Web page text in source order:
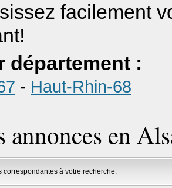
facilement
département :
- Haut-Rhin-68
annonces en
correspondantes à votre recherche.